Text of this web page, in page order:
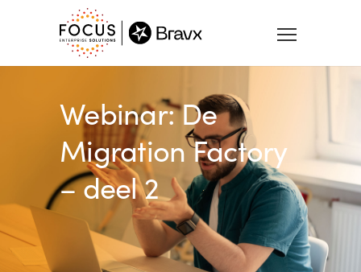
Webinar: De
Migration Factory
– deel 2